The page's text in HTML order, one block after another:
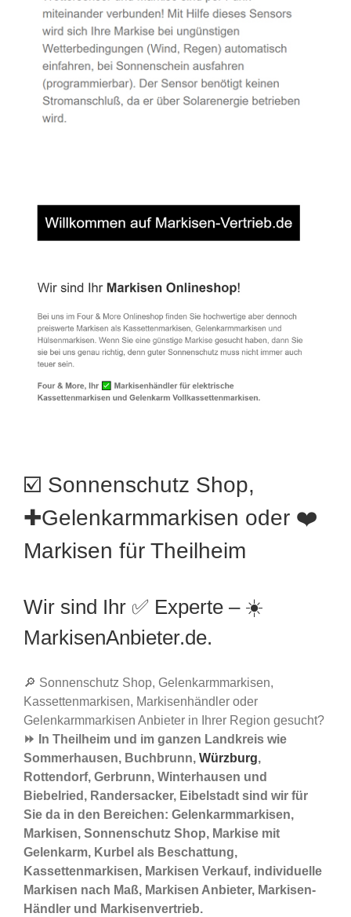
☑️ Sonnenschutz Shop,
✚Gelenkarmmarkisen oder ❤️
Markisen für Theilheim
Wir sind Ihr ✅ Experte – ☀️
MarkisenAnbieter.de.
🔎 Sonnenschutz Shop, Gelenkarmmarkisen,
Kassettenmarkisen, Markisenhändler oder
Gelenkarmmarkisen Anbieter in Ihrer Region gesucht?
⏩ In Theilheim und im ganzen Landkreis wie
Sommerhausen, Buchbrunn, Würzburg,
Rottendorf, Gerbrunn, Winterhausen und
Biebelried, Randersacker, Eibelstadt sind wir für
Sie da in den Bereichen: Gelenkarmmarkisen,
Markisen, Sonnenschutz Shop, Markise mit
Gelenkarm, Kurbel als Beschattung,
Kassettenmarkisen, Markisen Verkauf, individuelle
Markisen nach Maß, Markisen Anbieter, Markisen-
Händler und Markisenvertrieb.